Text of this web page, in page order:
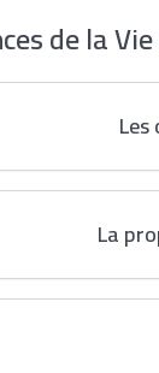
de la
La